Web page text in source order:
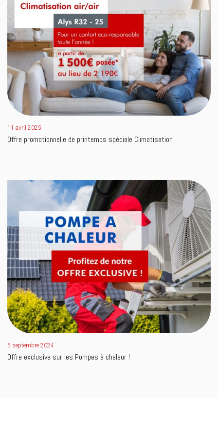
11 avril 2025
Offre promotionnelle de printemps spéciale Climatisation
5 septembre 2024
Offre exclusive sur les Pompes à chaleur !